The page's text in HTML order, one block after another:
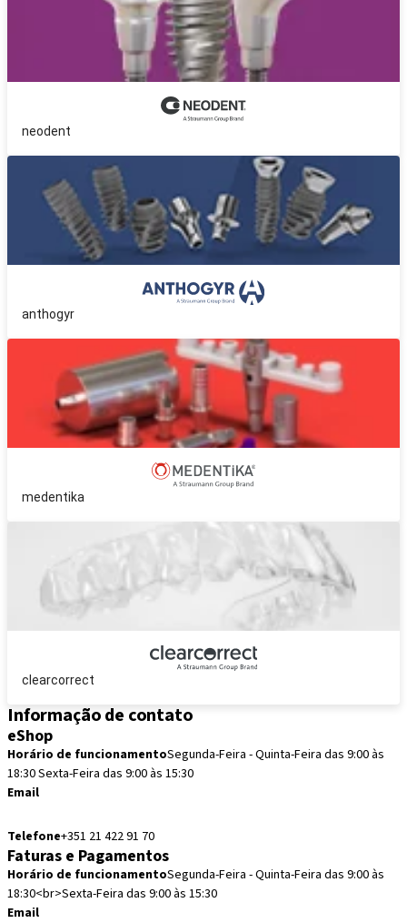
neodent
anthogyr
medentika
clearcorrect
Informação de contato
eShop
Horário de funcionamentoSegunda-Feira - Quinta-Feira das 9:00 às
18:30 Sexta-Feira das 9:00 às 15:30
Email
Telefone+351 21 422 91 70
Faturas e Pagamentos
Horário de funcionamentoSegunda-Feira - Quinta-Feira das 9:00 às
18:30<br>Sexta-Feira das 9:00 às 15:30
Email